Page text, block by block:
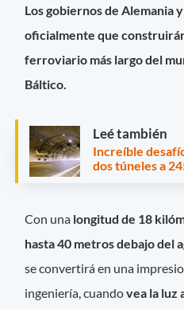
Los gobiernos de Alemania
oficialmente que
ferroviario más largo del
Báltico.
Leé también
Increíble
dos túneles a
Con una longitud de 18
hasta 40 metros debajo del
se convertirá en una
ingeniería, cuandovea la luz